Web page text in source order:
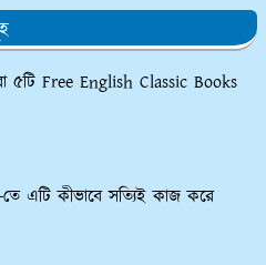
৫টি Free English Classic Books
এটি কীভাবে সত্যিই কাজ করে